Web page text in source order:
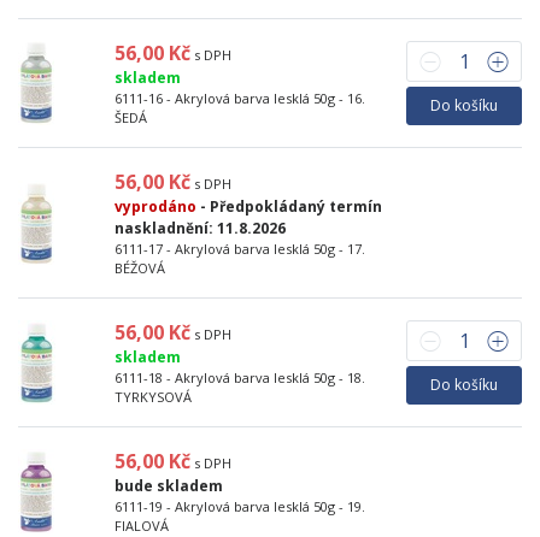
56,00 Kč s DPH
skladem
6111-16 - Akrylová barva lesklá 50g - 16.
ŠEDÁ
Do košíku
56,00 Kč s DPH
vyprodáno - Předpokládaný termín
naskladnění: 11.8.2026
6111-17 - Akrylová barva lesklá 50g - 17.
BÉŽOVÁ
56,00 Kč s DPH
skladem
6111-18 - Akrylová barva lesklá 50g - 18.
TYRKYSOVÁ
Do košíku
56,00 Kč s DPH
bude skladem
6111-19 - Akrylová barva lesklá 50g - 19.
FIALOVÁ